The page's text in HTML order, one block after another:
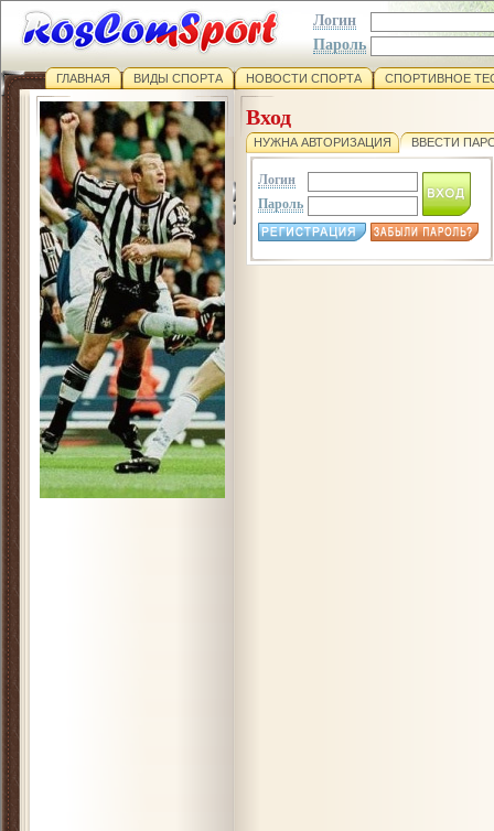
Логин
Пароль
ГЛАВНАЯ ВИДЫ СПОРТА НОВОСТИ СПОРТА СПОРТИВНОЕ
Вход
НУЖНА АВТОРИЗАЦИЯ ВВЕСТИ
Логин
Пароль